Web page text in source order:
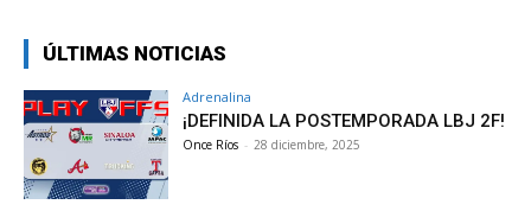
ÚLTIMAS NOTICIAS
Adrenalina
¡DEFINIDA LA POSTEMPORADA LBJ 2F!
Once Ríos - 28 diciembre, 2025